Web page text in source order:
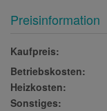
Preisinformation
Kaufpreis:
Betriebskosten:
Heizkosten:
Sonstiges: